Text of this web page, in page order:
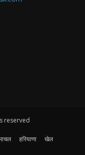
reserved
हरियाणा
खेल